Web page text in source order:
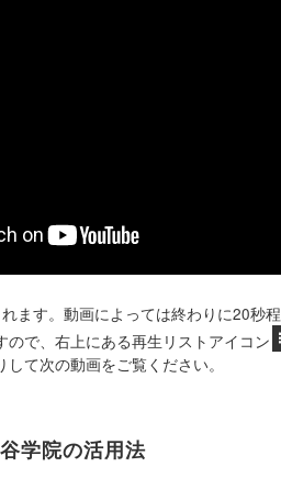
ます。動画によっては終わりに20秒
ので、右上にある再生リストアイコン
て次の動画をご覧ください。
学院の活用法